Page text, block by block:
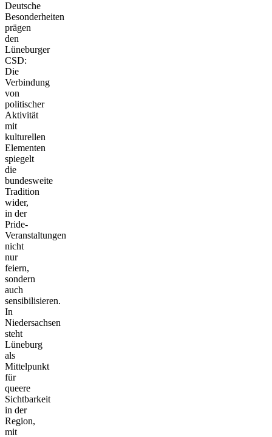
Deutsche
Besonderheiten
prägen
den
Lüneburger
CSD:
Die
Verbindung
von
politischer
Aktivität
mit
kulturellen
Elementen
spiegelt
die
bundesweite
Tradition
wider,
in der
Pride-
Veranstaltungen
nicht
nur
feiern,
sondern
auch
sensibilisieren.
In
Niedersachsen
steht
Lüneburg
als
Mittelpunkt
für
queere
Sichtbarkeit
in der
Region,
mit